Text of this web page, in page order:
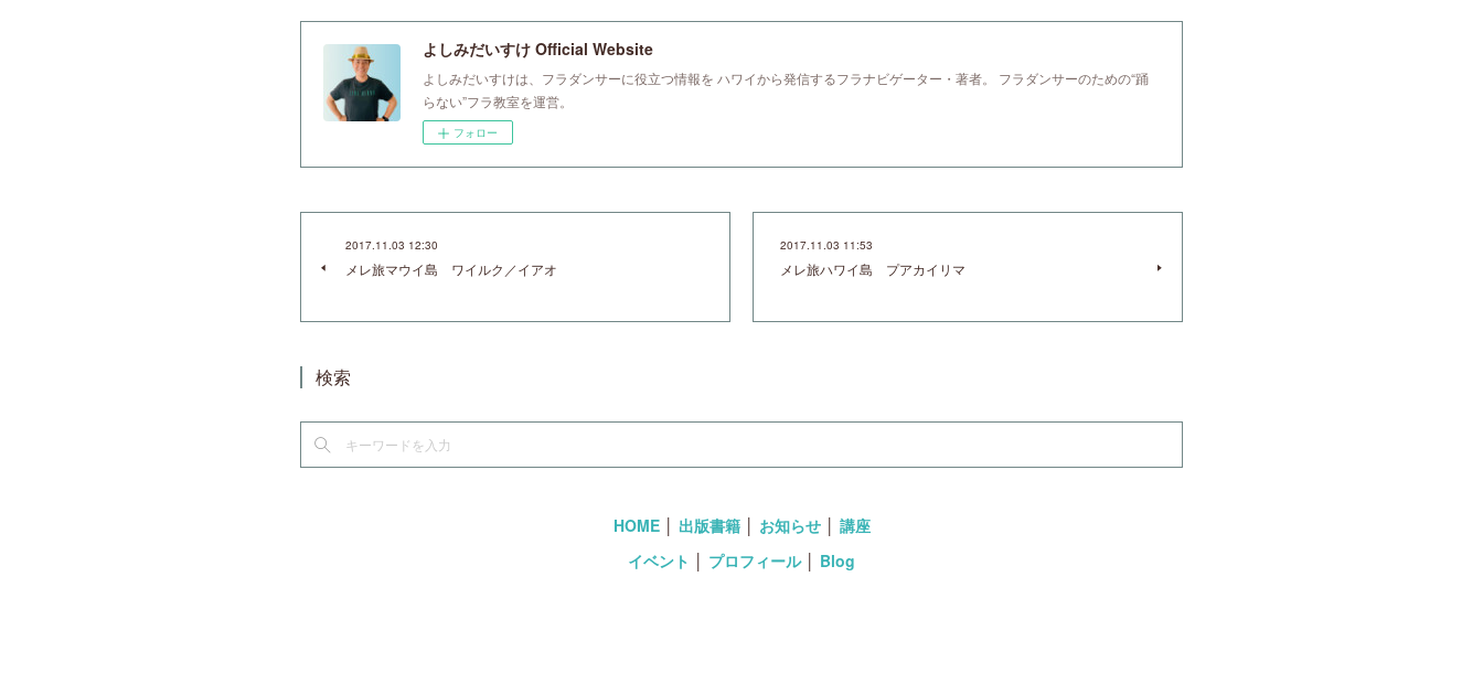
よしみだいすけ Official Website
よしみだいすけは、フラダンサーに役立つ情報を ハワイから発信するフラナビゲーター・著者。 フラダンサーのための“踊
らない”フラ教室を運営。
フォロー
2017.11.03 12:30
メレ旅マウイ島 ワイルク／イアオ
2017.11.03 11:53
メレ旅ハワイ島 プアカイリマ
検索
HOME│ 出版書籍│ お知らせ│ 講座
イベント
プロフィール│ Blog